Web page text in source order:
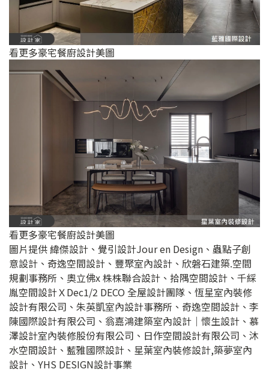
看更多豪宅餐廚設計美圖
看更多豪宅餐廚設計美圖
圖片提供 緯傑設計、覺引設計Jour en Design、蟲點子創
意設計、奇逸空間設計、豐聚室內設計、欣磐石建築.空間
規劃事務所、奧立佛x 株株聯合設計、拾隅空間設計、千綵
胤空間設計ＸDec1/2 DECO 全屋設計團隊、恆星室內裝修
設計有限公司、朱英凱室內設計事務所、奇逸空間設計、李
陳國際設計有限公司、翁嘉鴻建築室內設計｜懷生設計、慕
澤設計室內裝修股份有限公司、日作空間設計有限公司、沐
水空間設計、藍雅國際設計、星葉室內裝修設計,築夢室內
設計、YHS DESIGN設計事業